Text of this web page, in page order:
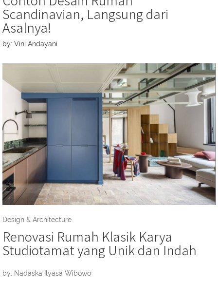
Scandinavian, Langsung dari
Asalnya!
by: Vini Andayani
Design & Architecture
Renovasi Rumah Klasik Karya
Studiotamat yang Unik dan Indah
by: Nadaska Ilyasa Wibowo